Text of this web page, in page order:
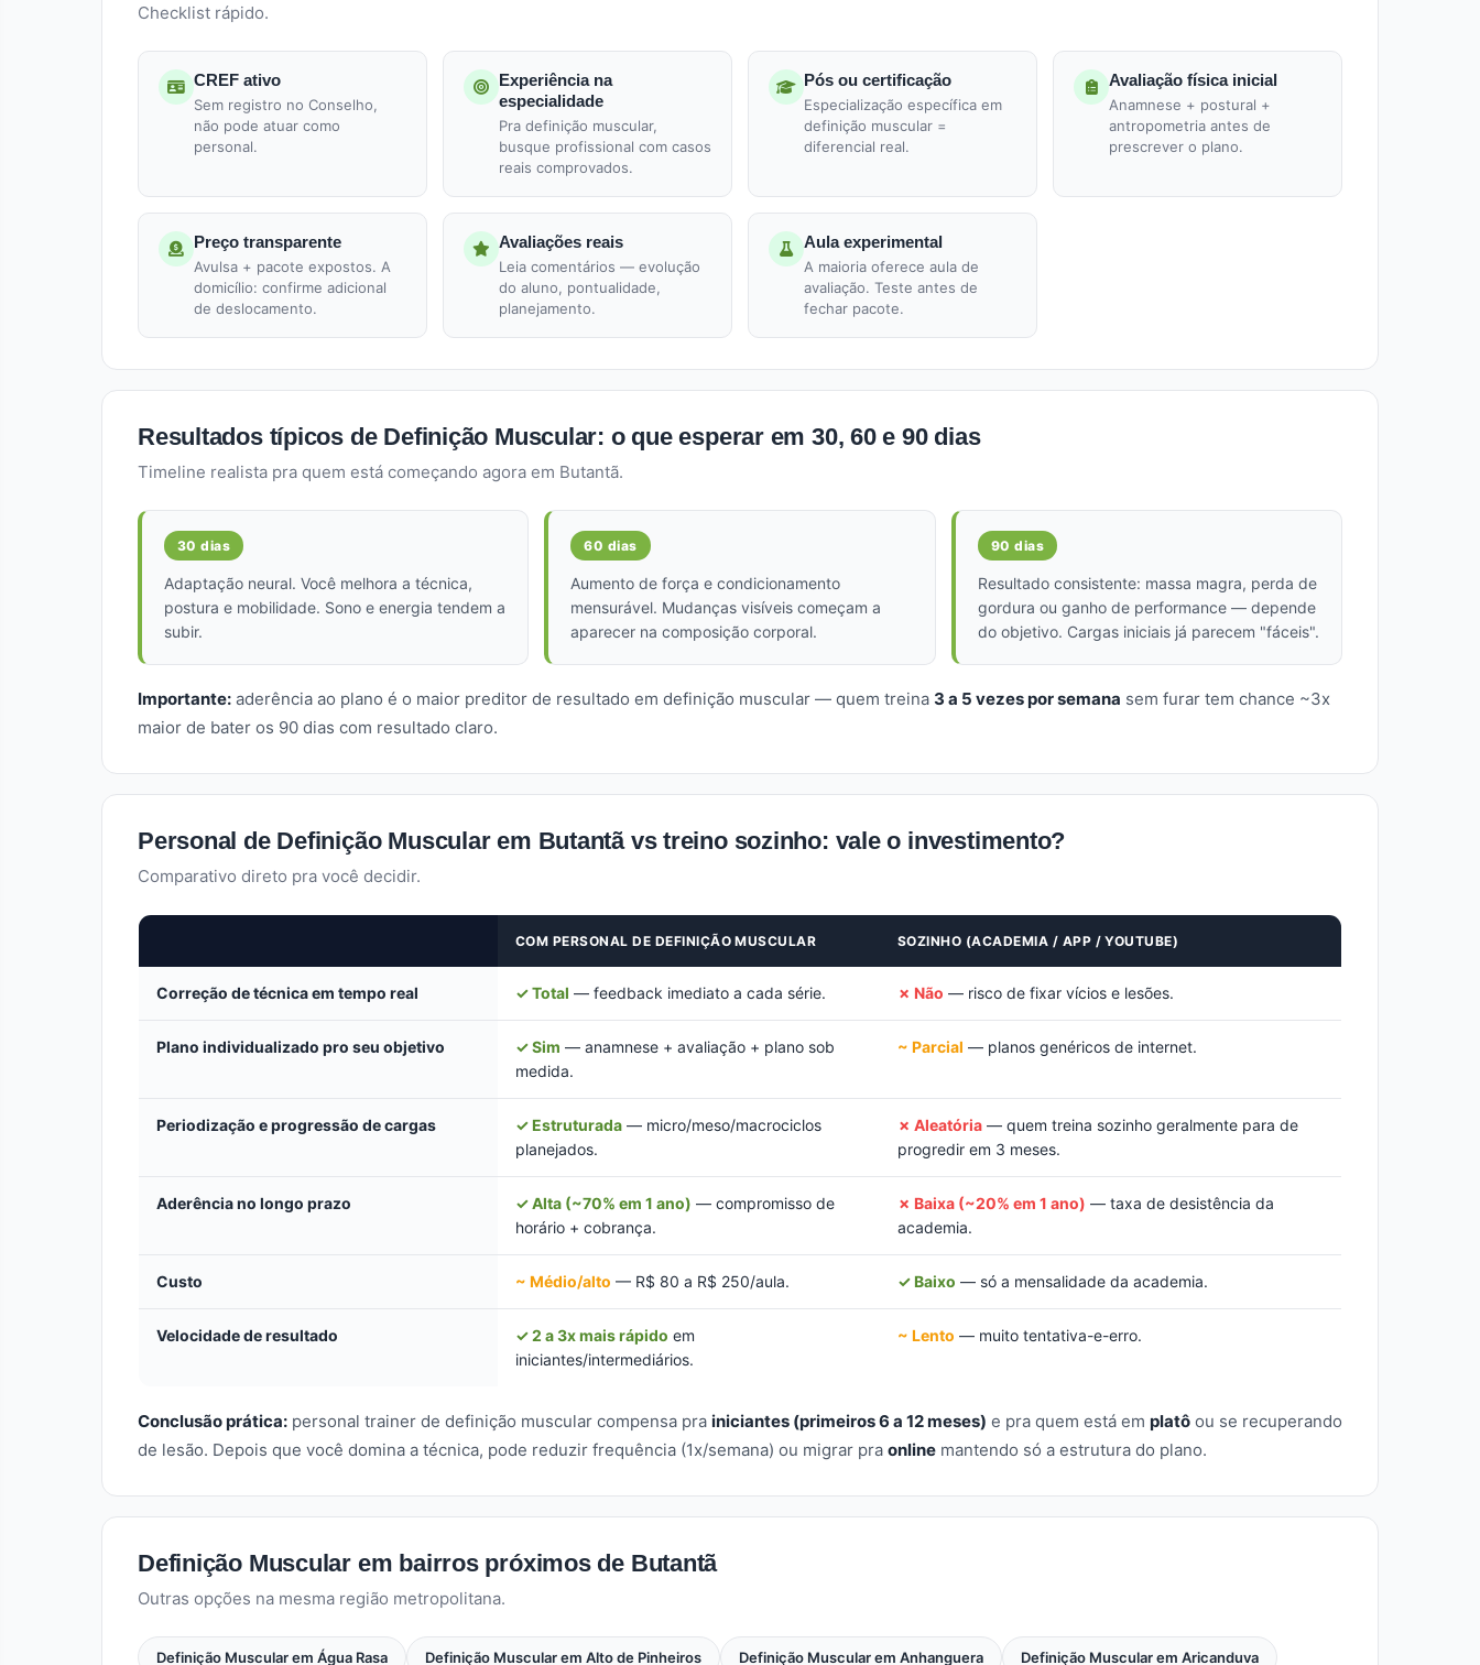
Checklist rápido.
CREF ativo
Sem registro no Conselho,
não pode atuar como
personal.
Experiência na
especialidade
Pra definição muscular,
busque profissional com casos
reais comprovados.
Pós ou certificação
Especialização específica em
definição muscular =
diferencial real.
Avaliação física inicial
Anamnese + postural +
antropometria antes de
prescrever o plano.
Preço transparente
Avulsa + pacote expostos. A
domicílio: confirme adicional
de deslocamento.
Avaliações reais
Leia comentários — evolução
do aluno, pontualidade,
planejamento.
Aula experimental
A maioria oferece aula de
avaliação. Teste antes de
fechar pacote.
Resultados típicos de Definição Muscular: o que esperar em 30, 60 e 90 dias
Timeline realista pra quem está começando agora em Butantã.
30 dias
Adaptação neural. Você melhora a técnica,
postura e mobilidade. Sono e energia tendem a
subir.
60 dias
Aumento de força e condicionamento
mensurável. Mudanças visíveis começam a
aparecer na composição corporal.
90 dias
Resultado consistente: massa magra, perda de
gordura ou ganho de performance — depende
do objetivo. Cargas iniciais já parecem "fáceis".
Importante: aderência ao plano é o maior preditor de resultado em definição muscular — quem treina 3 a 5 vezes por semana sem furar tem chance ~3x
maior de bater os 90 dias com resultado claro.
Personal de Definição Muscular em Butantã vs treino sozinho: vale o investimento?
Comparativo direto pra você decidir.
COM PERSONAL DE DEFINIÇÃO MUSCULAR SOZINHO (ACADEMIA / APP / YOUTUBE)
Correção de técnica em tempo real ✓ Total — feedback imediato a cada série. ✗ Não — risco de fixar vícios e lesões.
Plano individualizado pro seu objetivo ✓ Sim — anamnese + avaliação + plano sob
medida.
~ Parcial — planos genéricos de internet.
Periodização e progressão de cargas ✓ Estruturada — micro/meso/macrociclos
planejados.
✗ Aleatória — quem treina sozinho geralmente para de
progredir em 3 meses.
Aderência no longo prazo ✓ Alta (~70% em 1 ano) — compromisso de
horário + cobrança.
✗ Baixa (~20% em 1 ano) — taxa de desistência da
academia.
Custo ~ Médio/alto — R$ 80 a R$ 250/aula. ✓ Baixo — só a mensalidade da academia.
Velocidade de resultado ✓ 2 a 3x mais rápido em
iniciantes/intermediários.
~ Lento — muito tentativa-e-erro.
Conclusão prática: personal trainer de definição muscular compensa pra iniciantes (primeiros 6 a 12 meses) e pra quem está em platô ou se recuperando
de lesão. Depois que você domina a técnica, pode reduzir frequência (1x/semana) ou migrar pra online mantendo só a estrutura do plano.
Definição Muscular em bairros próximos de Butantã
Outras opções na mesma região metropolitana.
Definição Muscular em Água Rasa Definição Muscular em Alto de Pinheiros Definição Muscular em Anhanguera Definição Muscular em Aricanduva